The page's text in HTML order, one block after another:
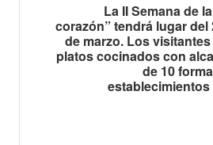
La II Semana de
corazón” tendrá lugar del
de marzo. Los
platos cocinados con
de 10